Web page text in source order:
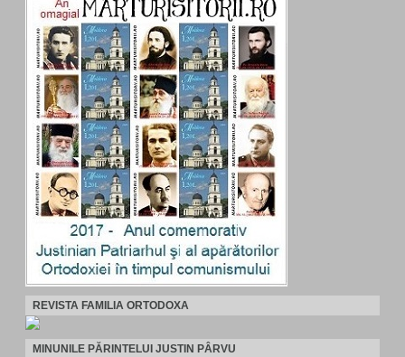
REVISTA FAMILIA ORTODOXA
MINUNILE PĂRINTELUI JUSTIN PÂRVU